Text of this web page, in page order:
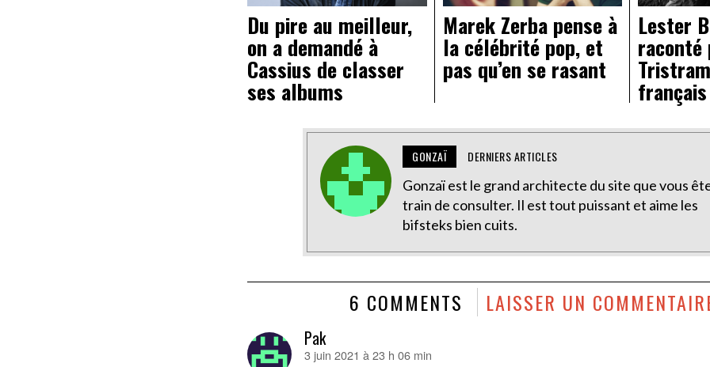
Du pire au meilleur,
on a demandé à
Cassius de classer
ses albums
Marek Zerba pense à
la célébrité pop, et
pas qu’en se rasant
Lester
raconté
français
GONZAÏ DERNIERS ARTICLES
Gonzaï est le grand architecte du site que vous
train de consulter. Il est tout puissant et aime les
bifsteks bien cuits.
6 COMMENTS LAISSER UN
Pak
dit :
3 juin 2021 à 23 h 06 min